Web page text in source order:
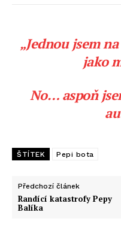
„Jednou jsem
jako
No… aspoň
ŠTÍTEK Pepi bota
Předchozí článek
Randící katastrofy Pepy
Balíka